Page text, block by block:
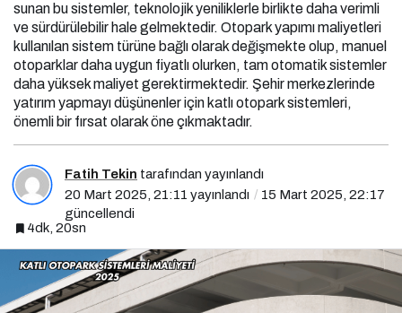
sunan bu sistemler, teknolojik yeniliklerle birlikte daha verimli
ve sürdürülebilir hale gelmektedir. Otopark yapımı maliyetleri
kullanılan sistem türüne bağlı olarak değişmekte olup, manuel
otoparklar daha uygun fiyatlı olurken, tam otomatik sistemler
daha yüksek maliyet gerektirmektedir. Şehir merkezlerinde
yatırım yapmayı düşünenler için katlı otopark sistemleri,
önemli bir fırsat olarak öne çıkmaktadır.
Fatih Tekin tarafından yayınlandı
20 Mart 2025, 21:11 yayınlandı
15 Mart 2025, 22:17
güncellendi
4dk, 20sn